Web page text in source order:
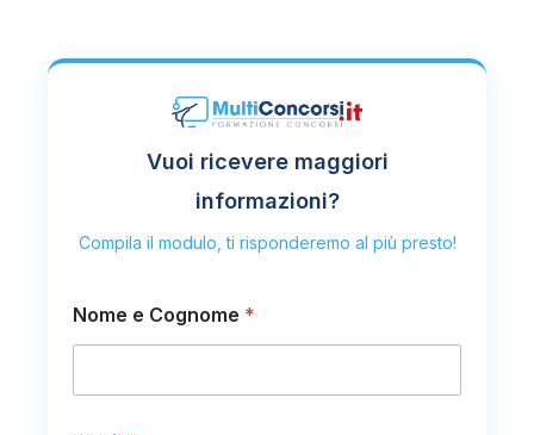
Vuoi ricevere maggiori
informazioni?
Compila il modulo, ti risponderemo al più presto!
E
m
Nome e Cognome *